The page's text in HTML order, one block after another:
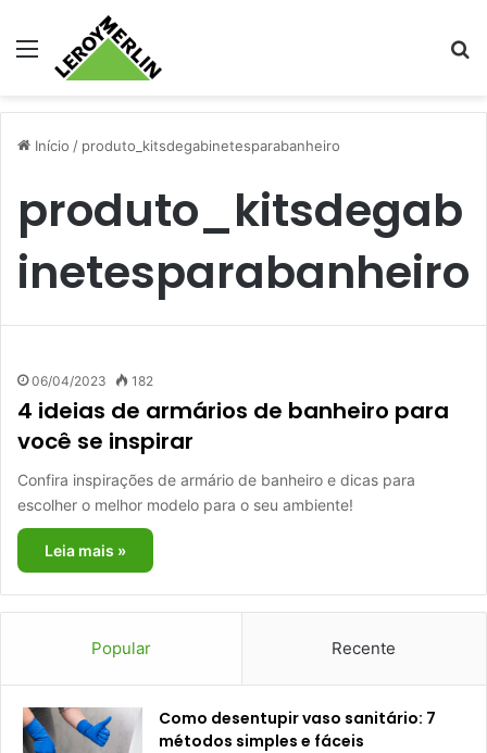
Menu
Início / produto_kitsdegabinetesparabanheiro
produto_kitsdegab
inetesparabanheiro
06/04/2023 182
4 ideias de armários de banheiro para
você se inspirar
Confira inspirações de armário de banheiro e dicas para
escolher o melhor modelo para o seu ambiente!
Leia mais »
Popular Recente
Como desentupir vaso sanitário: 7
métodos simples e fáceis